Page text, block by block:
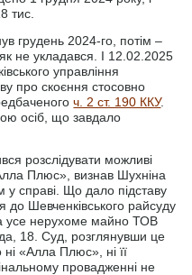
тис.
грудень 2024-го, потім –
не укладався. І 12.02.2025
управління
про скоєння стосовно
ч. 2 ст. 190 ККУ.
осіб, що завдало
розслідувати можливі
Плюс», визнав Шухніна
у справі. Що дало підставу
до Шевченківського райсуду
усе нерухоме майно ТОВ
18. Суд, розглянувши це
ні «Алла Плюс», ні її
провадженні не